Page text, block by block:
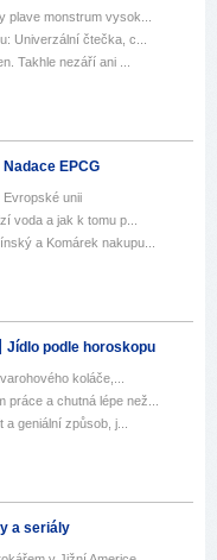
plave monstrum vysok...
Univerzální čtečka, c...
Takhle nezáří ani ...
Nadace EPCG
unii
voda a jak k tomu p...
a Komárek nakupu...
Jídlo podle horoskopu
koláče,...
a chutná lépe než...
geniální způsob, j...
a seriály